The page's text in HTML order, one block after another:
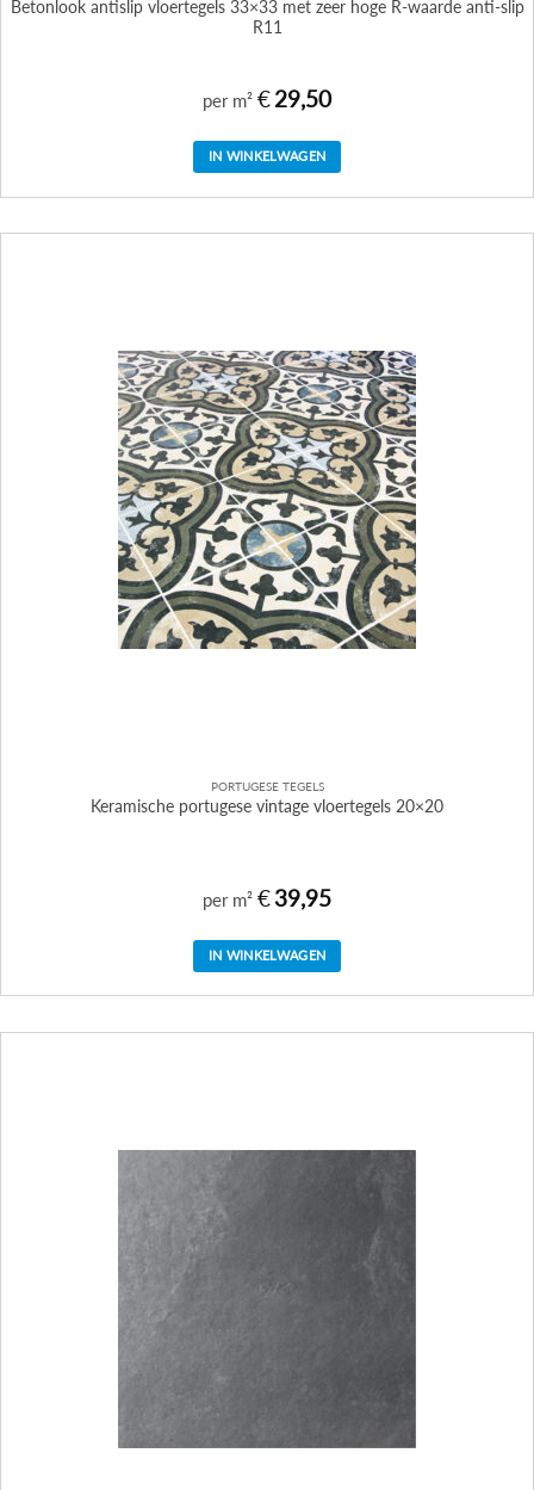
Betonlook antislip vloertegels 33×33 met zeer hoge R-waarde anti-slip
R11
per m² €29,50
IN WINKELWAGEN
PORTUGESE TEGELS
Keramische portugese vintage vloertegels 20×20
per m² €39,95
IN WINKELWAGEN